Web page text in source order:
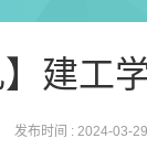
建工
发布时间 : 2024-03-